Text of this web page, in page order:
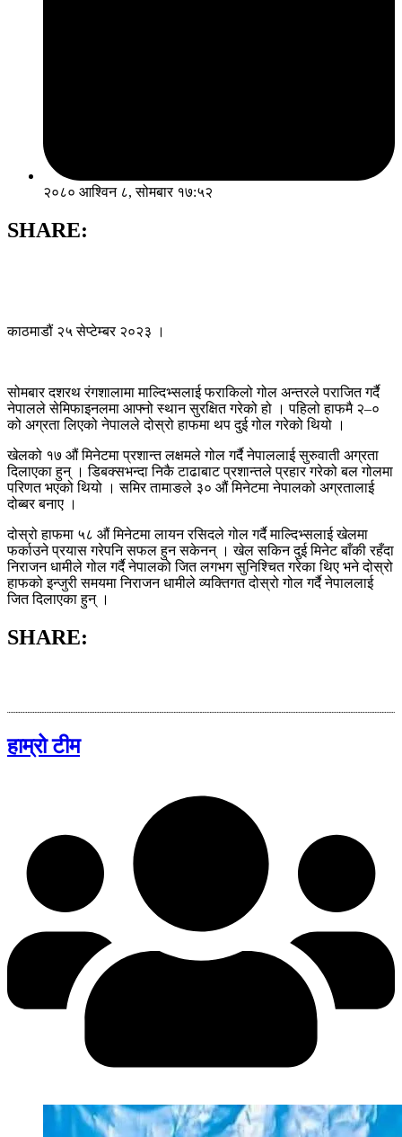
२०८० आश्विन ८, सोमबार १७:५२
SHARE:
काठमाडौं २५ सेप्टेम्बर २०२३ ।
सोमबार दशरथ रंगशालामा माल्दिभ्सलाई फराकिलो गोल अन्तरले पराजित गर्दै
नेपालले सेमिफाइनलमा आफ्नो स्थान सुरक्षित गरेको हो । पहिलो हाफमै २–०
को अग्रता लिएको नेपालले दोस्रो हाफमा थप दुई गोल गरेको थियो ।
खेलको १७ औं मिनेटमा प्रशान्त लक्षमले गोल गर्दै नेपाललाई सुरुवाती अग्रता
दिलाएका हुन् । डिबक्सभन्दा निकै टाढाबाट प्रशान्तले प्रहार गरेको बल गोलमा
परिणत भएको थियो । समिर तामाङले ३० औं मिनेटमा नेपालको अग्रतालाई
दोब्बर बनाए ।
दोस्रो हाफमा ५८ औं मिनेटमा लायन रसिदले गोल गर्दै माल्दिभ्सलाई खेलमा
फर्काउने प्रयास गरेपनि सफल हुन सकेनन् । खेल सकिन दुई मिनेट बाँकी रहँदा
निराजन धामीले गोल गर्दै नेपालको जित लगभग सुनिश्चित गरेका थिए भने दोस्रो
हाफको इन्जुरी समयमा निराजन धामीले व्यक्तिगत दोस्रो गोल गर्दै नेपाललाई
जित दिलाएका हुन् ।
SHARE:
हाम्रो टीम